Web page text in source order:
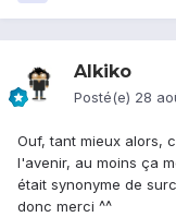
Alkiko
Posté(e) 28
Ouf, tant mieux alors,
l'avenir, au moins ça
était synonyme de
donc merci ^^